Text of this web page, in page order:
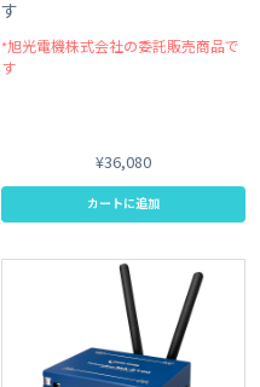
す
*旭光電機株式会社の委託販売商品で
す
¥36,080
カートに追加